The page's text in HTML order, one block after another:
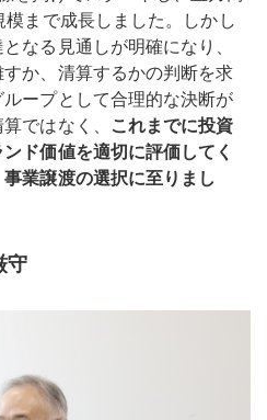
まで成長しました。しかし
なる見通しが明確になり、
か、清算するかの判断を求
ープとして合理的な決断が
ではなく、
これまでに投資
ド価値を適切に評価してく
業譲渡の選択に至りまし
守